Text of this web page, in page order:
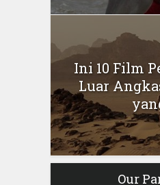
Ini 10 Film
Luar
Our